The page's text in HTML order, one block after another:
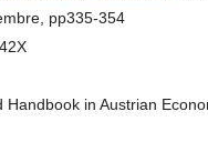
pp335-354
Handbook in Austrian